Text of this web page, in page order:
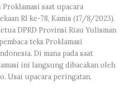
Proklamasi saat upacara
RI ke-78, Kamis (17/8/2023).
DPRD Provinsi Riau Yulisman
teks Proklamasi
Di mana pada saat
ini langsung dibacakan oleh
Usai upacara peringatan,